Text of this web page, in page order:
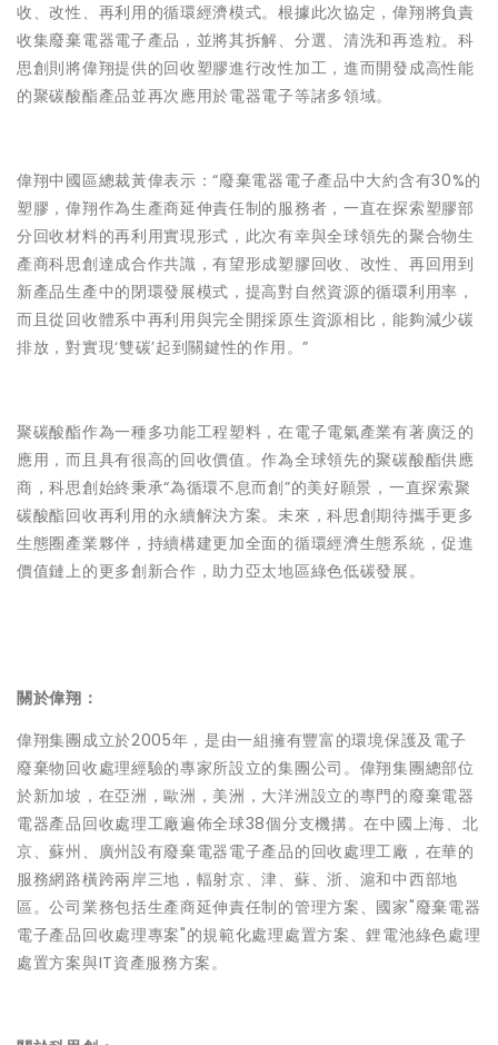
收、改性、再利用的循環經濟模式。根據此次協定，偉翔將負責
收集廢棄電器電子產品，並將其拆解、分選、清洗和再造粒。科
思創則將偉翔提供的回收塑膠進行改性加工，進而開發成高性能
的聚碳酸酯產品並再次應用於電器電子等諸多領域。
偉翔中國區總裁黃偉表示：“廢棄電器電子產品中大約含有30%的
塑膠，偉翔作為生產商延伸責任制的服務者，一直在探索塑膠部
分回收材料的再利用實現形式，此次有幸與全球領先的聚合物生
產商科思創達成合作共識，有望形成塑膠回收、改性、再回用到
新產品生產中的閉環發展模式，提高對自然資源的循環利用率，
而且從回收體系中再利用與完全開採原生資源相比，能夠減少碳
排放，對實現‘雙碳’起到關鍵性的作用。”
聚碳酸酯作為一種多功能工程塑料，在電子電氣產業有著廣泛的
應用，而且具有很高的回收價值。作為全球領先的聚碳酸酯供應
商，科思創始終秉承“為循環不息而創”的美好願景，一直探索聚
碳酸酯回收再利用的永續解決方案。未來，科思創期待攜手更多
生態圈產業夥伴，持續構建更加全面的循環經濟生態系統，促進
價值鏈上的更多創新合作，助力亞太地區綠色低碳發展。
關於偉翔：
偉翔集團成立於2005年，是由一組擁有豐富的環境保護及電子
廢棄物回收處理經驗的專家所設立的集團公司。偉翔集團總部位
於新加坡，在亞洲，歐洲，美洲，大洋洲設立的專門的廢棄電器
電器產品回收處理工廠遍佈全球38個分支機搆。在中國上海、北
京、蘇州、廣州設有廢棄電器電子產品的回收處理工廠，在華的
服務網路橫跨兩岸三地，輻射京、津、蘇、浙、滬和中西部地
區。公司業務包括生產商延伸責任制的管理方案、國家"廢棄電器
電子產品回收處理專案"的規範化處理處置方案、鋰電池綠色處理
處置方案與IT資產服務方案。